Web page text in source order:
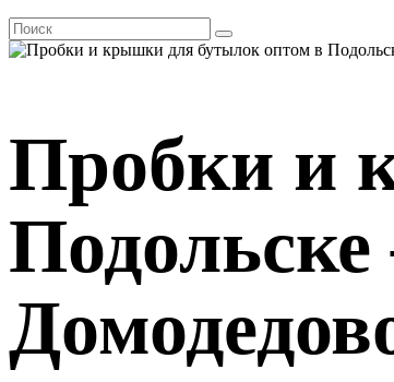
Пробки и